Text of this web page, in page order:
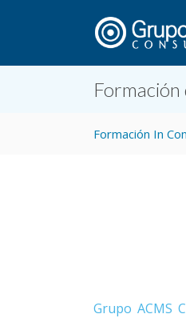
Formación
Formación In
Grupo ACMS